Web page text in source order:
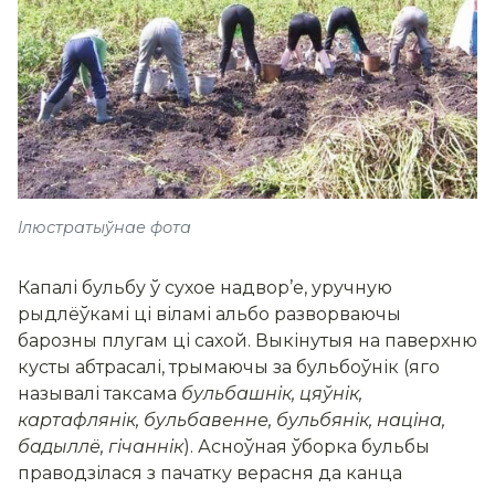
Ілюстратыўнае фота
Капалі бульбу ў сухое надвор’е, уручную
рыдлёўкамі ці віламі альбо разворваючы
барозны плугам ці сахой. Выкінутыя на паверхню
кусты абтрасалі, трымаючы за бульбоўнік (яго
называлі таксама бульбашнік, цяўнік,
картафлянік, бульбавенне, бульбянік, націна,
бадыллё, гічаннік). Асноўная ўборка бульбы
праводзілася з пачатку верасня да канца